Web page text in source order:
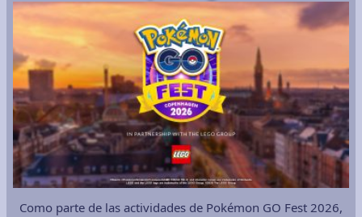
Como parte de las actividades de Pokémon GO Fest 2026,